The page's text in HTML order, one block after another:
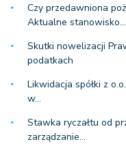
Czy przedawniona
Aktualne stanowisko…
Skutki nowelizacji
podatkach
Likwidacja spółki z
w…
Stawka ryczałtu od
zarządzanie…